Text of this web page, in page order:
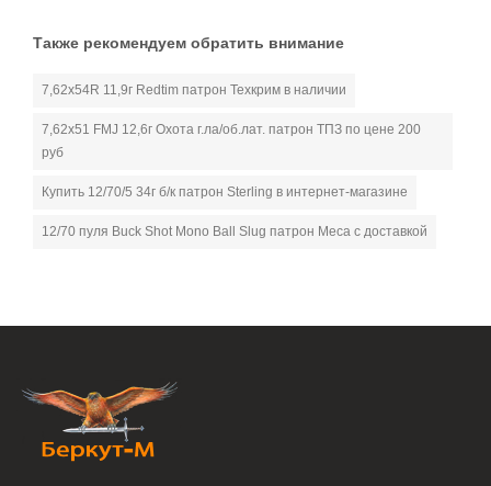
Также рекомендуем обратить внимание
7,62х54R 11,9г Redtim патрон Техкрим в наличии
7,62х51 FMJ 12,6г Охота г.ла/об.лат. патрон ТПЗ по цене 200
руб
Купить 12/70/5 34г б/к патрон Sterling в интернет-магазине
12/70 пуля Buck Shot Mono Ball Slug патрон Меса с доставкой